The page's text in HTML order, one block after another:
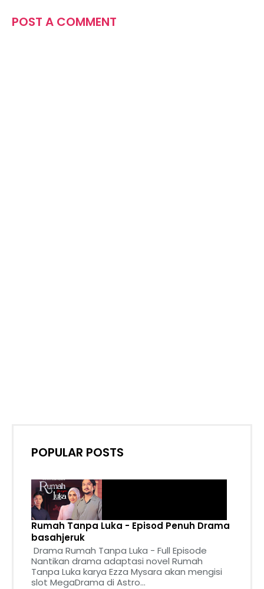
POST A COMMENT
POPULAR POSTS
Rumah Tanpa Luka - Episod Penuh Drama
basahjeruk
Drama Rumah Tanpa Luka - Full Episode
Nantikan drama adaptasi novel Rumah
Tanpa Luka karya Ezza Mysara akan mengisi
slot MegaDrama di Astro...